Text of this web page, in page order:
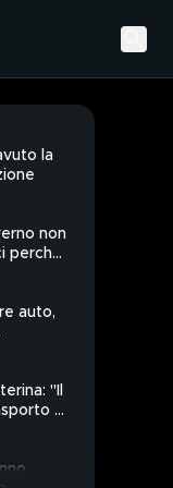
la
non
perchè
auto,
"Il
è